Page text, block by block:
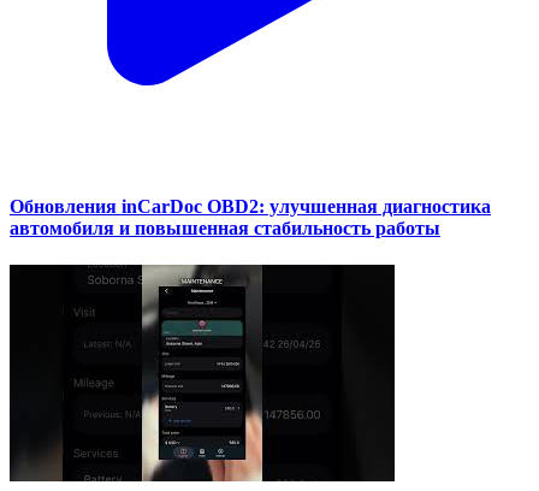
Обновления inCarDoc OBD2: улучшенная диагностика
автомобиля и повышенная стабильность работы